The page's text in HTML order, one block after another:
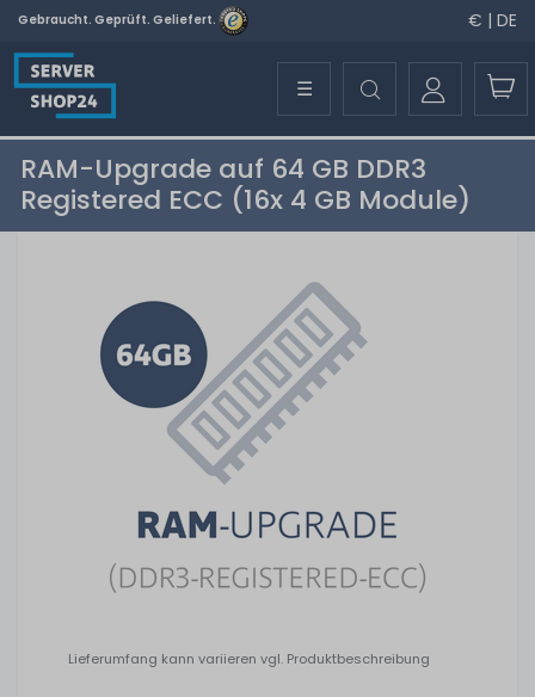
Gebraucht. Geprüft. Geliefert. € | DE
☰
RAM-Upgrade auf 64 GB DDR3
Registered ECC (16x 4 GB Module)
Lieferumfang kann variieren vgl. Produktbeschreibung